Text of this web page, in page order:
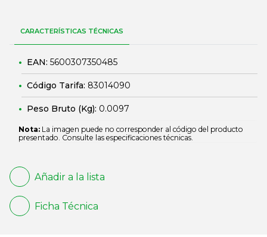
CARACTERÍSTICAS TÉCNICAS
EAN: 5600307350485
Código Tarifa: 83014090
Peso Bruto (Kg): 0.0097
Nota: La imagen puede no corresponder al código del producto
presentado. Consulte las especificaciones técnicas.
Añadir a la lista
Ficha Técnica